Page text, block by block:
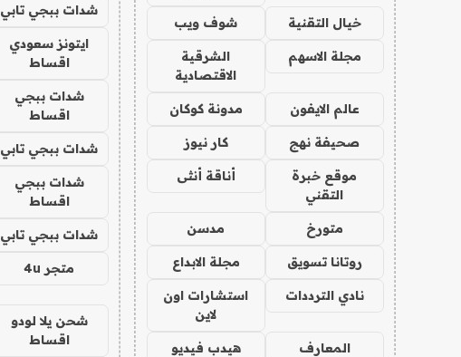
خيال التقنية شوف ويب
مجلة الاسهم
الشرقية
الاقتصادية
عالم الايفون مدونة كوكان
صحيفة نهج كار نيوز
موقع خبرة
التقني
أناقة أنثى
متورخ مدسن
روتانا تسويق مجلة الابداع
نادي الترددات
استشارات اون
لاين
المعارف هيدب فيديو
شدات ببجي تابي
ايتونز سعودي
اقساط
شدات ببجي
اقساط
شدات ببجي تابي
شدات ببجي
اقساط
شدات ببجي تابي
متجر 4u
شحن يلا لودو
اقساط